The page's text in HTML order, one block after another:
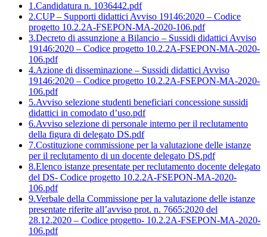
1.Candidatura n. 1036442.pdf
2.CUP – Supporti didattici Avviso 19146:2020 – Codice
progetto 10.2.2A-FSEPON-MA-2020-106.pdf
3.Decreto di assunzione a Bilancio – Sussidi didattici Avviso
19146:2020 – Codice progetto 10.2.2A-FSEPON-MA-2020-
106.pdf
4.Azione di disseminazione – Sussidi didattici Avviso
19146:2020 – Codice progetto 10.2.2A-FSEPON-MA-2020-
106.pdf
5.Avviso selezione studenti beneficiari concessione sussidi
didattici in comodato d’uso.pdf
6.Avviso selezione di personale interno per il reclutamento
della figura di delegato DS.pdf
7.Costituzione commissione per la valutazione delle istanze
per il reclutamento di un docente delegato DS.pdf
8.Elenco istanze presentate per reclutamento docente delegato
del DS- Codice progetto 10.2.2A-FSEPON-MA-2020-
106.pdf
9.Verbale della Commissione per la valutazione delle istanze
presentate riferite all’avviso prot. n. 7665:2020 del
28.12.2020 – Codice progetto- 10.2.2A-FSEPON-MA-2020-
106.pdf